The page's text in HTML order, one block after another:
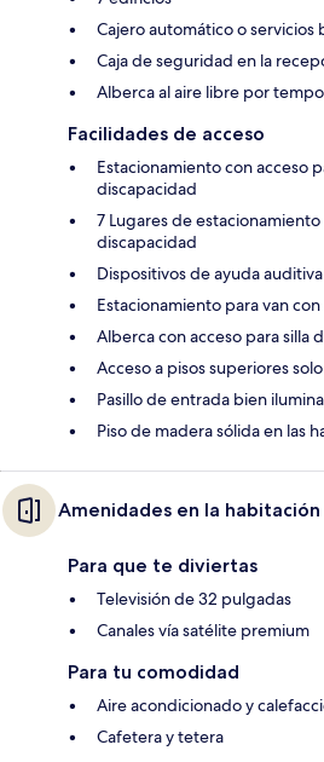
Cajero automático o servicios
Caja de seguridad en la
Alberca al aire libre por
Facilidades de acceso
Estacionamiento con acceso
discapacidad
7 Lugares de
discapacidad
Dispositivos de ayuda
Estacionamiento para van
Alberca con acceso para silla
Acceso a pisos superiores
Pasillo de entrada bien
Piso de madera sólida en las
Amenidades en la habitación
Para que te diviertas
Televisión de 32 pulgadas
Canales vía satélite premium
Para tu comodidad
Aire acondicionado y
Cafetera y tetera